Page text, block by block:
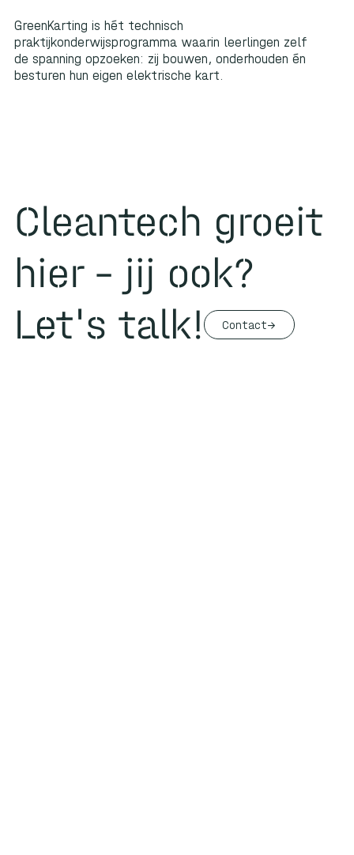
GreenKarting is hét technisch
praktijkonderwijsprogramma waarin leerlingen zelf
de spanning opzoeken: zij bouwen, onderhouden én
besturen hun eigen elektrische kart.
Cleantech groeit
hier – jij ook?
Let's talk!
Contact